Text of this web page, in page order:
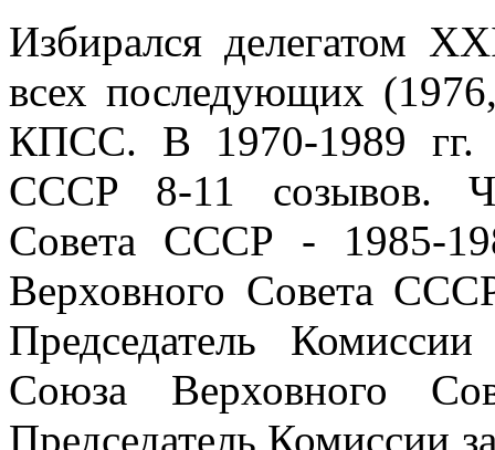
Избирался делегатом
всех последующих
КПСС. В 1970-1989 гг.
СССР 8-11 созывов.
Совета СССР - 1985-
Верховного Совета
Председатель
Союза Верховного
Председатель Комиссии